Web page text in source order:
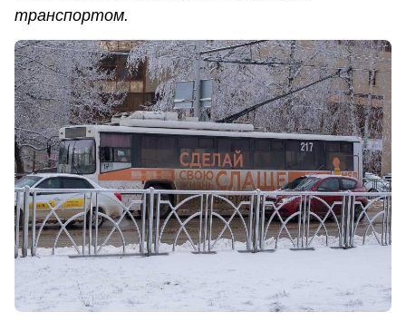
транспортом.